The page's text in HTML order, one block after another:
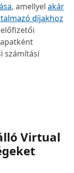
, amellyel akár
díjakhoz
számítási
Virtual